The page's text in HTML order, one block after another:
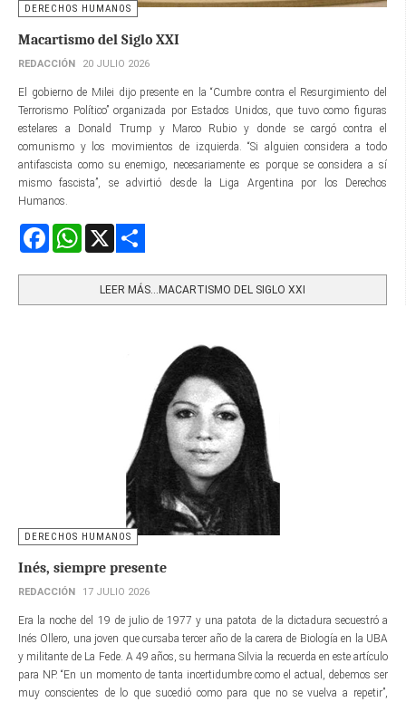
DERECHOS HUMANOS
Macartismo del Siglo XXI
REDACCIÓN 20 JULIO 2026
El gobierno de Milei dijo presente en la “Cumbre contra el Resurgimiento del
Terrorismo Político” organizada por Estados Unidos, que tuvo como figuras
estelares a Donald Trump y Marco Rubio y donde se cargó contra el
comunismo y los movimientos de izquierda. “Si alguien considera a todo
antifascista como su enemigo, necesariamente es porque se considera a sí
mismo fascista”, se advirtió desde la Liga Argentina por los Derechos
Humanos.
FacebookWhatsApp
LEER MÁS…MACARTISMO DEL SIGLO XXI
DERECHOS HUMANOS
Inés, siempre presente
REDACCIÓN 17 JULIO 2026
Era la noche del 19 de julio de 1977 y una patota de la dictadura secuestró a
Inés Ollero, una joven que cursaba tercer año de la carera de Biología en la UBA
y militante de La Fede. A 49 años, su hermana Silvia la recuerda en este artículo
para NP. “En un momento de tanta incertidumbre como el actual, debemos ser
muy conscientes de lo que sucedió como para que no se vuelva a repetir”,